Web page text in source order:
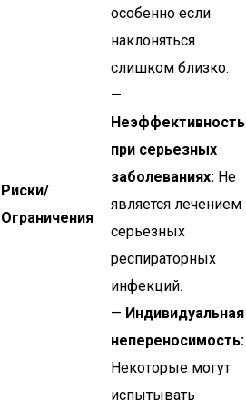
Риски/
Ограничения
особенно если
наклоняться
слишком близко.
—
Неэффективность
при серьезных
заболеваниях: Не
является лечением
серьезных
респираторных
инфекций.
— Индивидуальная
непереносимость:
Некоторые могут
испытывать